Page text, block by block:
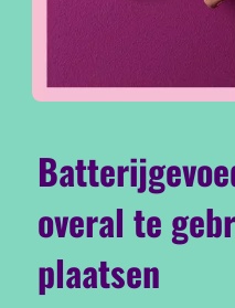
overal te
plaatsen